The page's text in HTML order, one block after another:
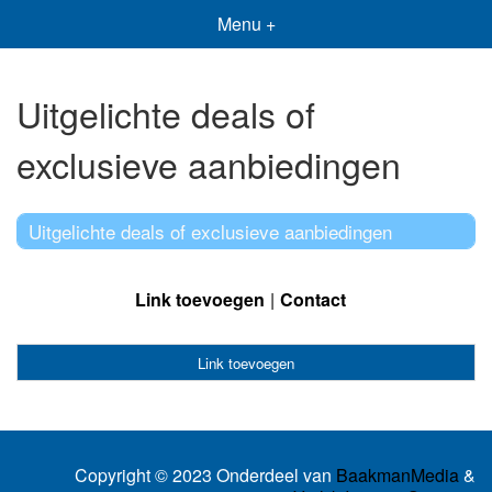
Menu +
Uitgelichte deals of
exclusieve aanbiedingen
Uitgelichte deals of exclusieve aanbiedingen
Link toevoegen Contact
Link toevoegen
Copyright © 2023 Onderdeel van BaakmanMedia&